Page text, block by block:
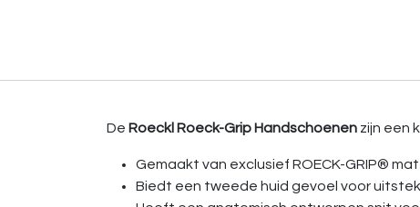
De Roeckl Roeck-Grip Handschoenen zijn een
Gemaakt van exclusief ROECK-GRIP®
Biedt een tweede huid gevoel voor